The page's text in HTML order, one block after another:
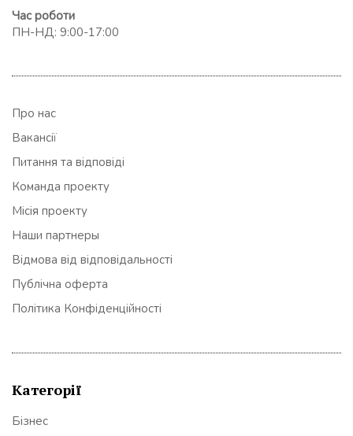
Час роботи
ПН-НД: 9:00-17:00
Про нас
Вакансії
Питання та відповіді
Команда проекту
Місія проекту
Наши партнеры
Відмова від відповідальності
Публічна оферта
Політика Конфіденційності
Категорії
Бізнес